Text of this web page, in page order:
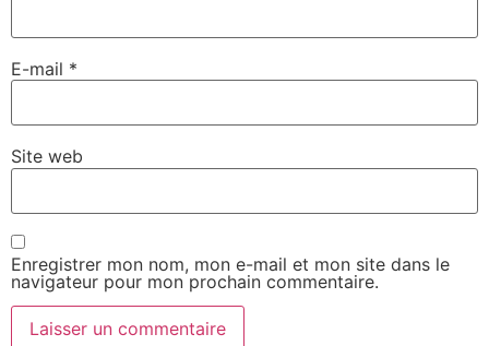
E-mail *
Site web
Enregistrer mon nom, mon e-mail et mon site dans le
navigateur pour mon prochain commentaire.